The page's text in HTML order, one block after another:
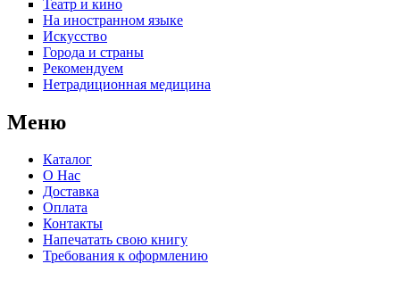
Театр и кино
На иностранном языке
Искусство
Города и страны
Рекомендуем
Нетрадиционная медицина
Меню
Каталог
О Нас
Доставка
Оплата
Контакты
Напечатать свою книгу
Требования к оформлению